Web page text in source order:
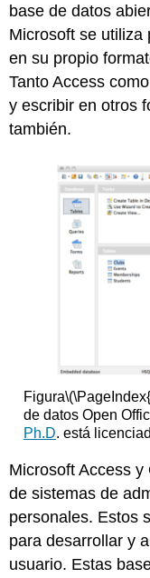
base de datos
Microsoft se utiliza
en su propio
Tanto Access
y escribir en otros
también.
Figura
de datos Open
Ph.D. está
Microsoft Access
de sistemas de
personales. Estos
para desarrollar y
usuario. Estas